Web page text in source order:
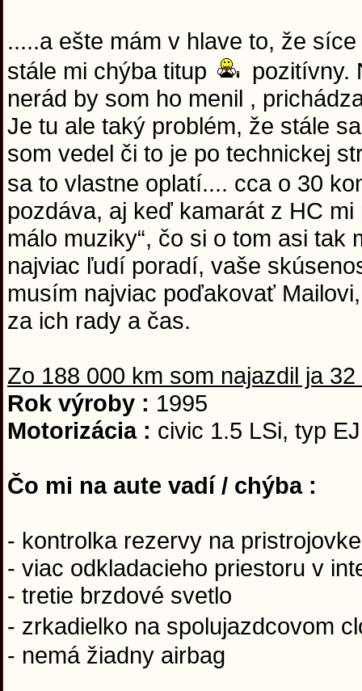
.....a ešte mám v hlave to, že
stále mi chýba titup
pozitívny.
nerád by som ho menil ,
Je tu ale taký problém, že stále
som vedel či to je po technickej
sa to vlastne oplatí.... cca o 30
pozdáva, aj keď kamarát z HC
málo muziky“, čo si o tom asi
najviac ľudí poradí, vaše
musím najviac poďakovať
za ich rady a čas.
Zo 188 000 km som najazdil ja
Rok výroby : 1995
Motorizácia : civic 1.5 LSi, typ
Čo mi na aute vadí / chýba :
- kontrolka rezervy na pristrojovke
- viac odkladacieho priestoru v
- tretie brzdové svetlo
- zrkadielko na spolujazdcovom
- nemá žiadny airbag